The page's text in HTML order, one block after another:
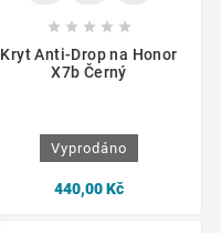
    
Kryt Anti-Drop na Honor
X7b Černý
Vyprodáno
440,00 Kč